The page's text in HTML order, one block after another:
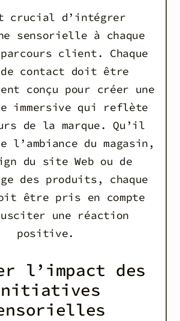
crucial d’intégrer
sensorielle à chaque
client. Chaque
contact doit être
conçu pour créer une
immersive qui reflète
de la marque. Qu’il
l’ambiance du magasin,
du site Web ou de
des produits, chaque
être pris en compte
une réaction
positive.
l’impact des